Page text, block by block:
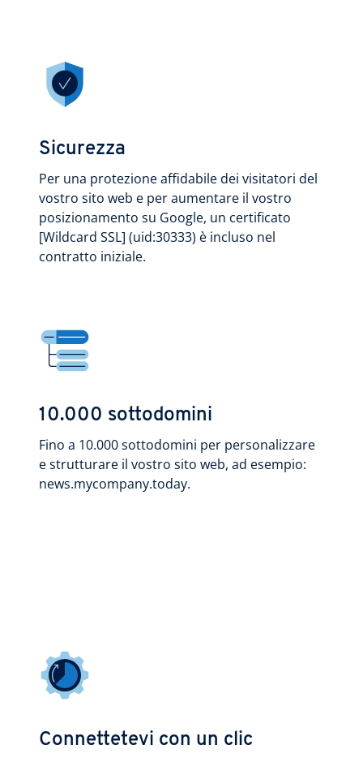
Sicurezza
Per una protezione affidabile dei visitatori del
vostro sito web e per aumentare il vostro
posizionamento su Google, un certificato
[Wildcard SSL] (uid:30333) è incluso nel
contratto iniziale.
10.000 sottodomini
Fino a 10.000 sottodomini per personalizzare
e strutturare il vostro sito web, ad esempio:
news.mycompany.today.
Connettetevi con un clic